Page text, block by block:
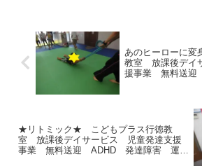
あのヒーローに
教室 放課後デイ
援事業 無料送
★リトミック★ こどもプラス行徳教
室 放課後デイサービス 児童発達支援
事業 無料送迎 ADHD 発達障害 運動